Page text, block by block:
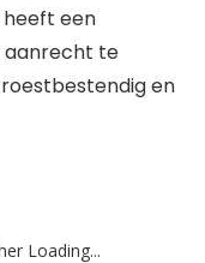
een
aanrecht te
en
Loading...